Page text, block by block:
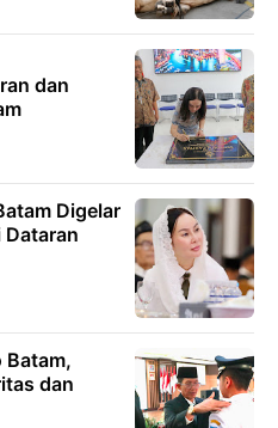
dan
Digelar
Batam,
dan